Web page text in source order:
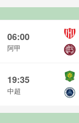
06:00
阿甲
19:35
中超